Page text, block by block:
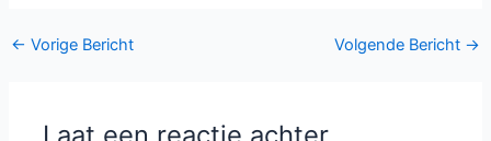
Bericht
← Vorige Bericht Volgende Bericht →